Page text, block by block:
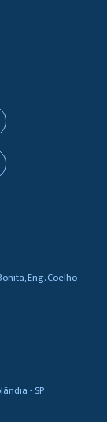
Eng. Coelho -
- SP